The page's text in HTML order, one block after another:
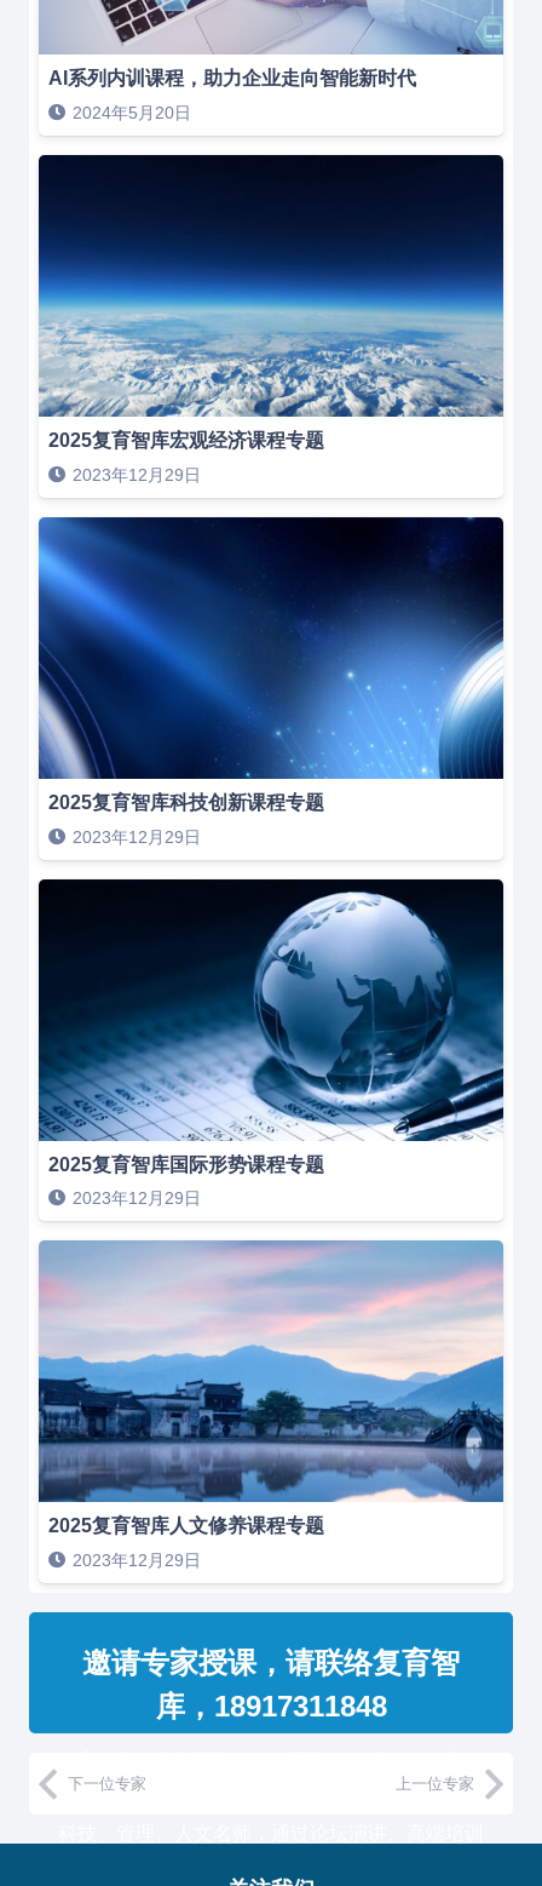
AI系列内训课程，助力企业走向智能新时代
2024年5月20日
2025复育智库宏观经济课程专题
2023年12月29日
2025复育智库科技创新课程专题
2023年12月29日
2025复育智库国际形势课程专题
2023年12月29日
2025复育智库人文修养课程专题
2023年12月29日
邀请专家授课，请联络复育智
库，18917311848
教授和500强企业高管，汇聚国内外一流的经济、
下一位专家 上一位专家